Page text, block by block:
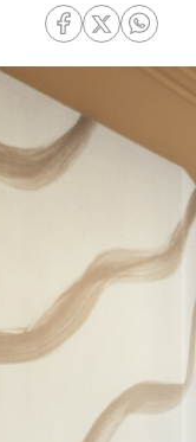
RRSS Facebook
RRSSRRSS